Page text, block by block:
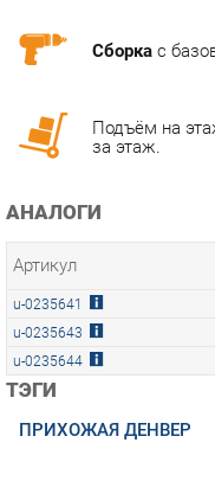
АНАЛОГИ
Артикул
u-0235641
u-0235643
u-0235644
ТЭГИ
ПРИХОЖАЯ ДЕНВЕР
ОПИСАНИЕ